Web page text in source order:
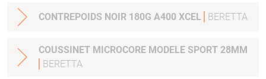
CONTREPOIDS NOIR 180G A400 XCEL BERETTA
COUSSINET MICROCORE MODELE SPORT 28MM
BERETTA